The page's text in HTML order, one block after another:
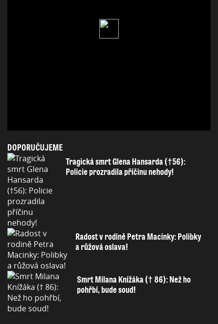
DOPORUČUJEME
Tragická smrt Glena Hansarda (†56):
Policie prozradila příčinu nehody!
Radost v rodině Petra Macinky: Polibky
a růžová oslava!
Smrt Milana Knížáka († 86): Než ho
pohřbí, bude soud!